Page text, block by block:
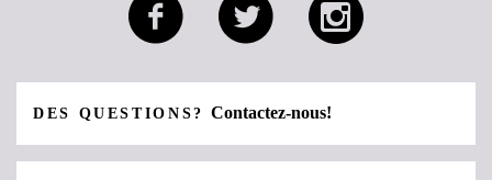
DES QUESTIONS?Contactez-nous!